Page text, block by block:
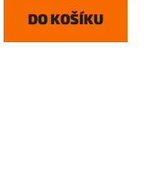
DO KOŠÍKU